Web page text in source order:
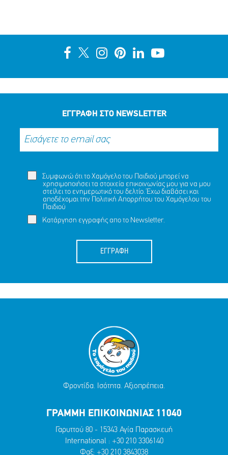
ΕΓΓΡΑΦΗ ΣΤΟ NEWSLETTER
Συμφωνώ ότι το Χαμόγελο του Παιδιού μπορεί να
χρησιμοποιήσει τα στοιχεία επικοινωνίας μου για να μου
στείλει το ενημερωτικό του δελτίο. Έχω διαβάσει και
αποδέχομαι την Πολιτική Απορρήτου του Χαμόγελου του
Παιδιού
Κατάργηση εγγραφής απο το Newsletter.
ΕΓΓΡΑΦΗ
Φροντίδα. Ισότητα. Αξιοπρέπεια.
ΓΡΑΜΜΗ ΕΠΙΚΟΙΝΩΝΙΑΣ 11040
Γαρυττού 80 - 15343 Αγία Παρασκευή
International : +30 210 3306140
Φαξ: +30 210 3843038